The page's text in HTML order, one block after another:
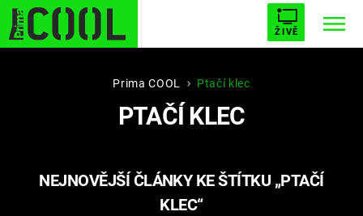
ŽIVĚ
STARHOUSE BUFFY, PŘEMOŽITELKA UPÍRŮ
PLNEJ KOTEL AVENGERS 5
Prima COOL Ptačí klec
PTAČÍ KLEC
NEJNOVĚJŠÍ ČLÁNKY KE ŠTÍTKU „PTAČÍ
KLEC“